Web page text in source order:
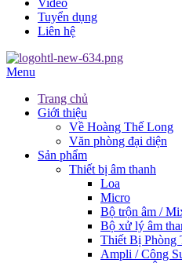
Tuyển dụng
Liên hệ
Menu
Trang chủ
Giới thiệu
Về Hoàng Thế Long
Văn phòng đại diện
Sản phẩm
Thiết bị âm thanh
Loa
Micro
Bộ trộn âm /
Bộ xử lý âm
Thiết Bị Phòng
Ampli / Công